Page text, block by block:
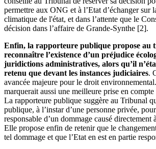
permettre aux ONG et à l’Etat d’échanger sur
climatique de l'état, et dans l’attente que le
décision dans l’affaire de Grande-Synthe [2].
Enfin, la rapporteure publique propose au
reconnaître l’existence d’un préjudice
juridictions administratives, alors qu’il
retenu que devant les instances judiciaires.
avancée majeure pour le droit
marquerait aussi une meilleure prise en
La rapporteure publique suggère au Tribunal
publique, à l’instar d’une personne privée,
responsable d’un dommage causé directement
Elle propose enfin de retenir que le
tel dommage et que l’Etat en est en partie